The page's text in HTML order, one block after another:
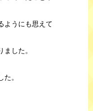
ようにも思えて
した。
。